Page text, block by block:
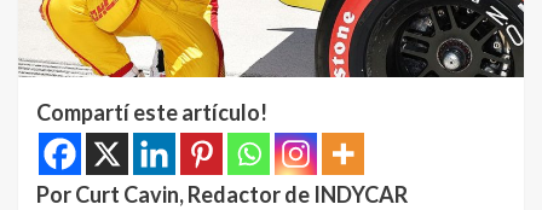
Compartí este artículo!
Por Curt Cavin, Redactor de INDYCAR